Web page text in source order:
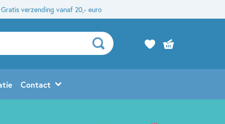
Gratis verzending vanaf 20,- euro
Contact